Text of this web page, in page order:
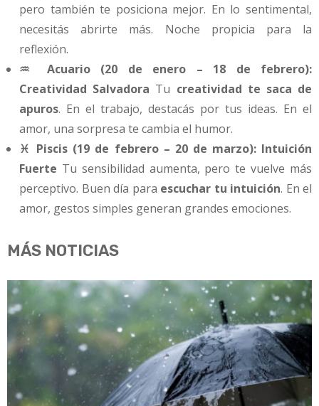
pero también te posiciona mejor. En lo sentimental,
necesitás abrirte más. Noche propicia para la
reflexión.
♒ Acuario (20 de enero – 18 de febrero):
Creatividad Salvadora Tu creatividad te saca de
apuros. En el trabajo, destacás por tus ideas. En el
amor, una sorpresa te cambia el humor.
♓ Piscis (19 de febrero – 20 de marzo): Intuición
Fuerte Tu sensibilidad aumenta, pero te vuelve más
perceptivo. Buen día para escuchar tu intuición. En el
amor, gestos simples generan grandes emociones.
MÁS NOTICIAS